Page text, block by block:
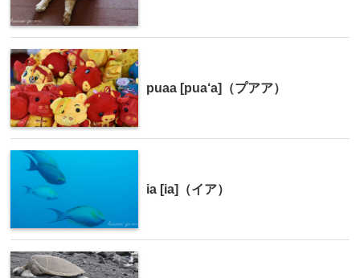
puaa [pua‘a]（プアア）
ia [ia]（イア）